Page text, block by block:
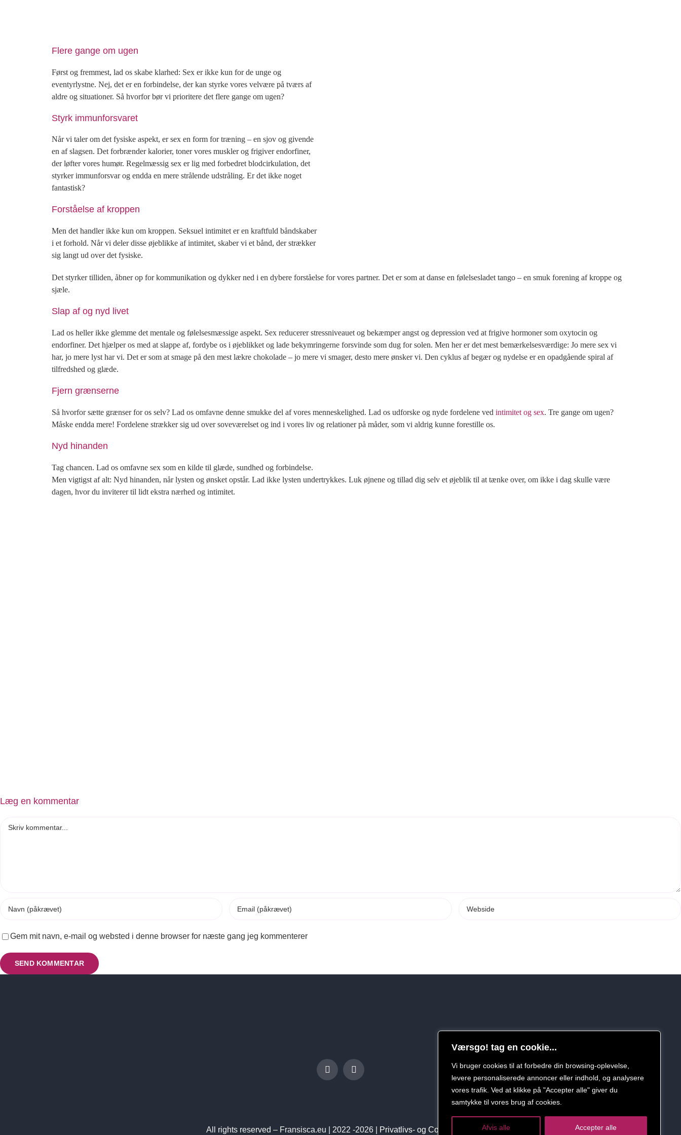
Værsgo! tag en cookie...
Vi bruger cookies til at forbedre din browsing-oplevelse,
levere personaliserede annoncer eller indhold, og analysere
vores trafik. Ved at klikke på "Accepter alle" giver du
samtykke til vores brug af cookies.
Afvis alle Accepter alle
Flere gange om ugen
Først og fremmest, lad os skabe klarhed: Sex er ikke kun for de unge og
eventyrlystne. Nej, det er en forbindelse, der kan styrke vores velvære på tværs af
aldre og situationer. Så hvorfor bør vi prioritere det flere gange om ugen?
Styrk immunforsvaret
Når vi taler om det fysiske aspekt, er sex en form for træning – en sjov og givende
en af slagsen. Det forbrænder kalorier, toner vores muskler og frigiver endorfiner,
der løfter vores humør. Regelmæssig sex er lig med forbedret blodcirkulation, det
styrker immunforsvar og endda en mere strålende udstråling. Er det ikke noget
fantastisk?
Forståelse af kroppen
Men det handler ikke kun om kroppen. Seksuel intimitet er en kraftfuld båndskaber
i et forhold. Når vi deler disse øjeblikke af intimitet, skaber vi et bånd, der strækker
sig langt ud over det fysiske.
Det styrker tilliden, åbner op for kommunikation og dykker ned i en dybere forståelse for vores partner. Det er som at danse en følelsesladet tango – en smuk forening af kroppe og
sjæle.
Slap af og nyd livet
Lad os heller ikke glemme det mentale og følelsesmæssige aspekt. Sex reducerer stressniveauet og bekæmper angst og depression ved at frigive hormoner som oxytocin og
endorfiner. Det hjælper os med at slappe af, fordybe os i øjeblikket og lade bekymringerne forsvinde som dug for solen. Men her er det mest bemærkelsesværdige: Jo mere sex vi
har, jo mere lyst har vi. Det er som at smage på den mest lækre chokolade – jo mere vi smager, desto mere ønsker vi. Den cyklus af begær og nydelse er en opadgående spiral af
tilfredshed og glæde.
Fjern grænserne
Så hvorfor sætte grænser for os selv? Lad os omfavne denne smukke del af vores menneskelighed. Lad os udforske og nyde fordelene ved intimitet og sex. Tre gange om ugen?
Måske endda mere! Fordelene strækker sig ud over soveværelset og ind i vores liv og relationer på måder, som vi aldrig kunne forestille os.
Nyd hinanden
Tag chancen. Lad os omfavne sex som en kilde til glæde, sundhed og forbindelse.
Men vigtigst af alt: Nyd hinanden, når lysten og ønsket opstår. Lad ikke lysten undertrykkes. Luk øjnene og tillad dig selv et øjeblik til at tænke over, om ikke i dag skulle være
dagen, hvor du inviterer til lidt ekstra nærhed og intimitet.
Læg en kommentar
Gem mit navn, e-mail og websted i denne browser for næste gang jeg kommenterer
All rights reserved – Fransisca.eu | 2022 -2026 | Privatlivs- og Cookiepolitik